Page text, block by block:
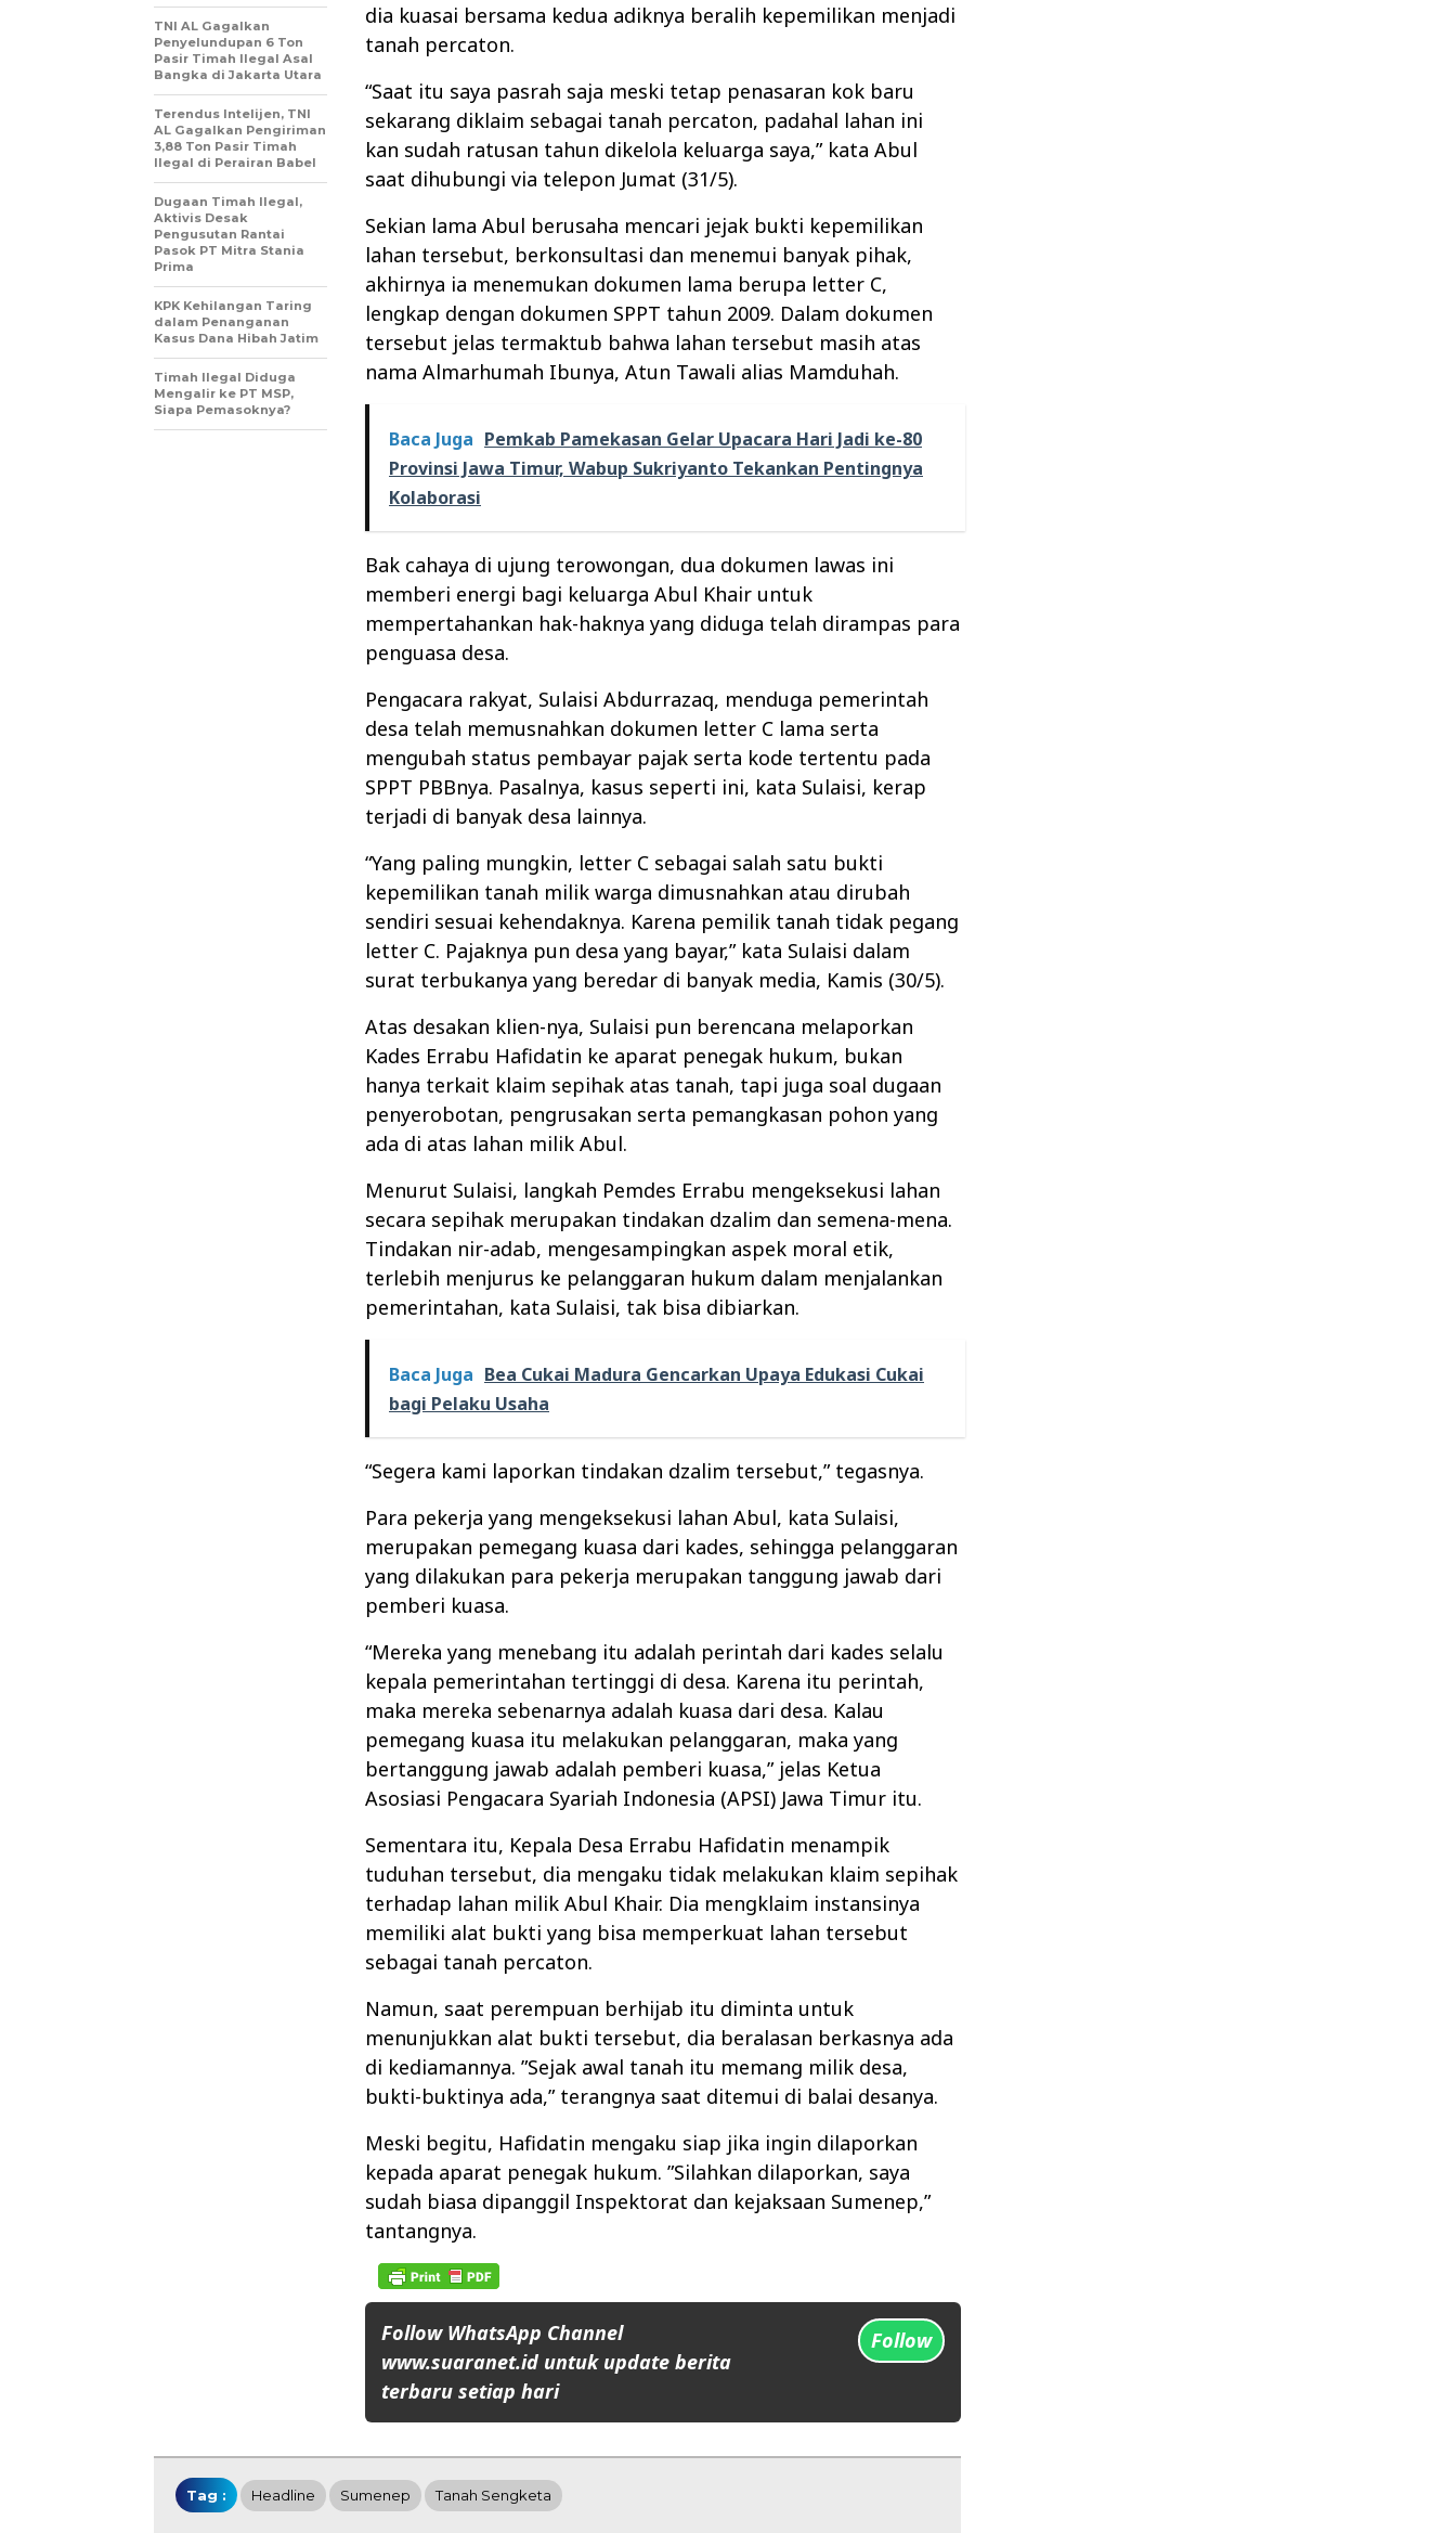
dia kuasai bersama kedua adiknya beralih kepemilikan menjadi
tanah percaton.
“Saat itu saya pasrah saja meski tetap penasaran kok baru
sekarang diklaim sebagai tanah percaton, padahal lahan ini
kan sudah ratusan tahun dikelola keluarga saya,” kata Abul
saat dihubungi via telepon Jumat (31/5).
Sekian lama Abul berusaha mencari jejak bukti kepemilikan
lahan tersebut, berkonsultasi dan menemui banyak pihak,
akhirnya ia menemukan dokumen lama berupa letter C,
lengkap dengan dokumen SPPT tahun 2009. Dalam dokumen
tersebut jelas termaktub bahwa lahan tersebut masih atas
nama Almarhumah Ibunya, Atun Tawali alias Mamduhah.
Baca Juga Pemkab Pamekasan Gelar Upacara Hari Jadi ke-80
Provinsi Jawa Timur, Wabup Sukriyanto Tekankan Pentingnya
Kolaborasi
Bak cahaya di ujung terowongan, dua dokumen lawas ini
memberi energi bagi keluarga Abul Khair untuk
mempertahankan hak-haknya yang diduga telah dirampas para
penguasa desa.
Pengacara rakyat, Sulaisi Abdurrazaq, menduga pemerintah
desa telah memusnahkan dokumen letter C lama serta
mengubah status pembayar pajak serta kode tertentu pada
SPPT PBBnya. Pasalnya, kasus seperti ini, kata Sulaisi, kerap
terjadi di banyak desa lainnya.
“Yang paling mungkin, letter C sebagai salah satu bukti
kepemilikan tanah milik warga dimusnahkan atau dirubah
sendiri sesuai kehendaknya. Karena pemilik tanah tidak pegang
letter C. Pajaknya pun desa yang bayar,” kata Sulaisi dalam
surat terbukanya yang beredar di banyak media, Kamis (30/5).
Atas desakan klien-nya, Sulaisi pun berencana melaporkan
Kades Errabu Hafidatin ke aparat penegak hukum, bukan
hanya terkait klaim sepihak atas tanah, tapi juga soal dugaan
penyerobotan, pengrusakan serta pemangkasan pohon yang
ada di atas lahan milik Abul.
Menurut Sulaisi, langkah Pemdes Errabu mengeksekusi lahan
secara sepihak merupakan tindakan dzalim dan semena-mena.
Tindakan nir-adab, mengesampingkan aspek moral etik,
terlebih menjurus ke pelanggaran hukum dalam menjalankan
pemerintahan, kata Sulaisi, tak bisa dibiarkan.
Baca Juga Bea Cukai Madura Gencarkan Upaya Edukasi Cukai
bagi Pelaku Usaha
“Segera kami laporkan tindakan dzalim tersebut,” tegasnya.
Para pekerja yang mengeksekusi lahan Abul, kata Sulaisi,
merupakan pemegang kuasa dari kades, sehingga pelanggaran
yang dilakukan para pekerja merupakan tanggung jawab dari
pemberi kuasa.
“Mereka yang menebang itu adalah perintah dari kades selalu
kepala pemerintahan tertinggi di desa. Karena itu perintah,
maka mereka sebenarnya adalah kuasa dari desa. Kalau
pemegang kuasa itu melakukan pelanggaran, maka yang
bertanggung jawab adalah pemberi kuasa,” jelas Ketua
Asosiasi Pengacara Syariah Indonesia (APSI) Jawa Timur itu.
Sementara itu, Kepala Desa Errabu Hafidatin menampik
tuduhan tersebut, dia mengaku tidak melakukan klaim sepihak
terhadap lahan milik Abul Khair. Dia mengklaim instansinya
memiliki alat bukti yang bisa memperkuat lahan tersebut
sebagai tanah percaton.
Namun, saat perempuan berhijab itu diminta untuk
menunjukkan alat bukti tersebut, dia beralasan berkasnya ada
di kediamannya. ”Sejak awal tanah itu memang milik desa,
bukti-buktinya ada,” terangnya saat ditemui di balai desanya.
Meski begitu, Hafidatin mengaku siap jika ingin dilaporkan
kepada aparat penegak hukum. ”Silahkan dilaporkan, saya
sudah biasa dipanggil Inspektorat dan kejaksaan Sumenep,”
tantangnya.
Follow WhatsApp Channel
www.suaranet.id untuk update berita
terbaru setiap hari
Follow
TNI AL Gagalkan
Penyelundupan 6 Ton
Pasir Timah Ilegal Asal
Bangka di Jakarta Utara
Terendus Intelijen, TNI
AL Gagalkan Pengiriman
3,88 Ton Pasir Timah
Ilegal di Perairan Babel
Dugaan Timah Ilegal,
Aktivis Desak
Pengusutan Rantai
Pasok PT Mitra Stania
Prima
KPK Kehilangan Taring
dalam Penanganan
Kasus Dana Hibah Jatim
Timah Ilegal Diduga
Mengalir ke PT MSP,
Siapa Pemasoknya?
Tag : Headline Sumenep Tanah Sengketa